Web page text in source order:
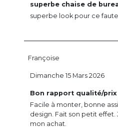
superbe chaise de
superbe look pour ce
Françoise
Bon rapport qualité/prix
Facile à monter, bonne
design. Fait son petit effet.
mon achat.
Dimanche 15 Mars 2026